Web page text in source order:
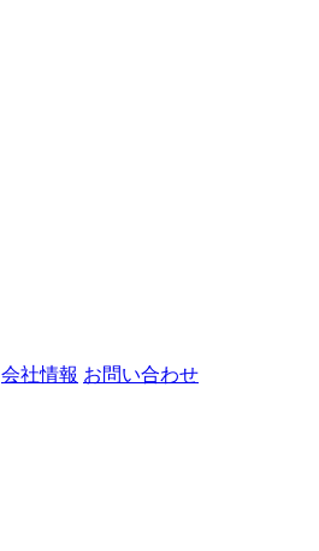
会社情報 お問い合わせ